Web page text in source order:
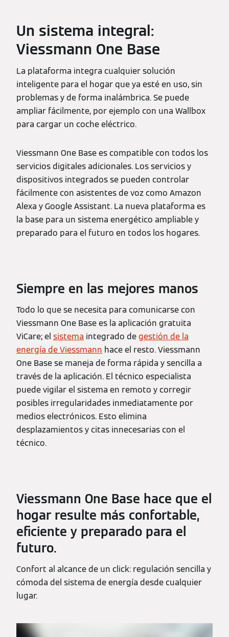
Un sistema integral:
Viessmann One Base
La plataforma integra cualquier solución
inteligente para el hogar que ya esté en uso, sin
problemas y de forma inalámbrica. Se puede
ampliar fácilmente, por ejemplo con una Wallbox
para cargar un coche eléctrico.
Viessmann One Base es compatible con todos los
servicios digitales adicionales. Los servicios y
dispositivos integrados se pueden controlar
fácilmente con asistentes de voz como Amazon
Alexa y Google Assistant. La nueva plataforma es
la base para un sistema energético ampliable y
preparado para el futuro en todos los hogares.
Siempre en las mejores manos
Todo lo que se necesita para comunicarse con
Viessmann One Base es la aplicación gratuita
ViCare; el sistema integrado degestión de la
energía de Viessmann hace el resto. Viessmann
One Base se maneja de forma rápida y sencilla a
través de la aplicación. El técnico especialista
puede vigilar el sistema en remoto y corregir
posibles irregularidades inmediatamente por
medios electrónicos. Esto elimina
desplazamientos y citas innecesarias con el
técnico.
Viessmann One Base hace que el
hogar resulte más confortable,
eficiente y preparado para el
futuro.
Confort al alcance de un click: regulación sencilla y
cómoda del sistema de energía desde cualquier
lugar.